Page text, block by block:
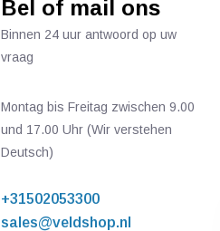
Bel of mail ons
Binnen 24 uur antwoord op uw
vraag
Montag bis Freitag zwischen 9.00
und 17.00 Uhr (Wir verstehen
Deutsch)
+31502053300
sales@veldshop.nl